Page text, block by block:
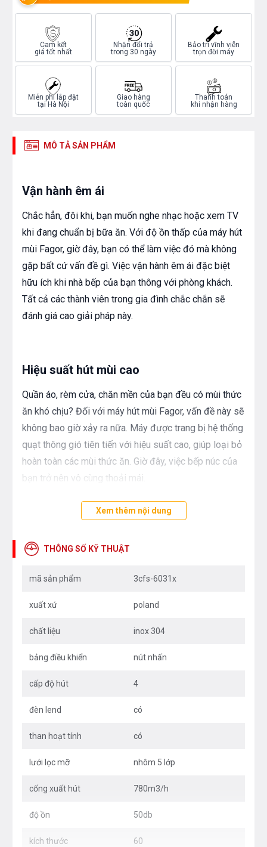
Cam kết
giá tốt nhất
Nhận đổi trả
trong 30 ngày
Bảo trì vĩnh viễn
trọn đời máy
Miễn phí lắp đặt
tại Hà Nội
Giao hàng
toàn quốc
Thanh toán
khi nhận hàng
MÔ TẢ SẢN PHẨM
Vận hành êm ái
Chắc hẳn, đôi khi, bạn muốn nghe nhạc hoặc xem TV
khi đang chuẩn bị bữa ăn. Với độ ồn thấp của máy hút
mùi Fagor, giờ đây, bạn có thể làm việc đó mà không
gặp bất cứ vấn đề gì. Việc vận hành êm ái đặc biệt
hữu ích khi nhà bếp của bạn thông với phòng khách.
Tất cả các thành viên trong gia đình chắc chắn sẽ
đánh giá cao giải pháp này.
Hiệu suất hút mùi cao
Quần áo, rèm cửa, chăn mền của bạn đều có mùi thức
ăn khó chịu? Đối với máy hút mùi Fagor, vấn đề này sẽ
không bao giờ xảy ra nữa. Máy được trang bị hệ thống
quạt thông gió tiên tiến với hiệu suất cao, giúp loại bỏ
hoàn toàn các mùi thức ăn. Giờ đây, việc bếp núc của
bạn trở nên vô cùng thoải mái.
Xem thêm nội dung
THÔNG SỐ KỸ THUẬT
mã sản phẩm 3cfs-6031x
xuất xứ poland
chất liệu inox 304
bảng điều khiển nút nhấn
cấp độ hút 4
đèn lend có
than hoạt tính có
lưới lọc mỡ nhôm 5 lớp
cống xuất hút 780m3/h
độ ồn 50db
kích thước 60